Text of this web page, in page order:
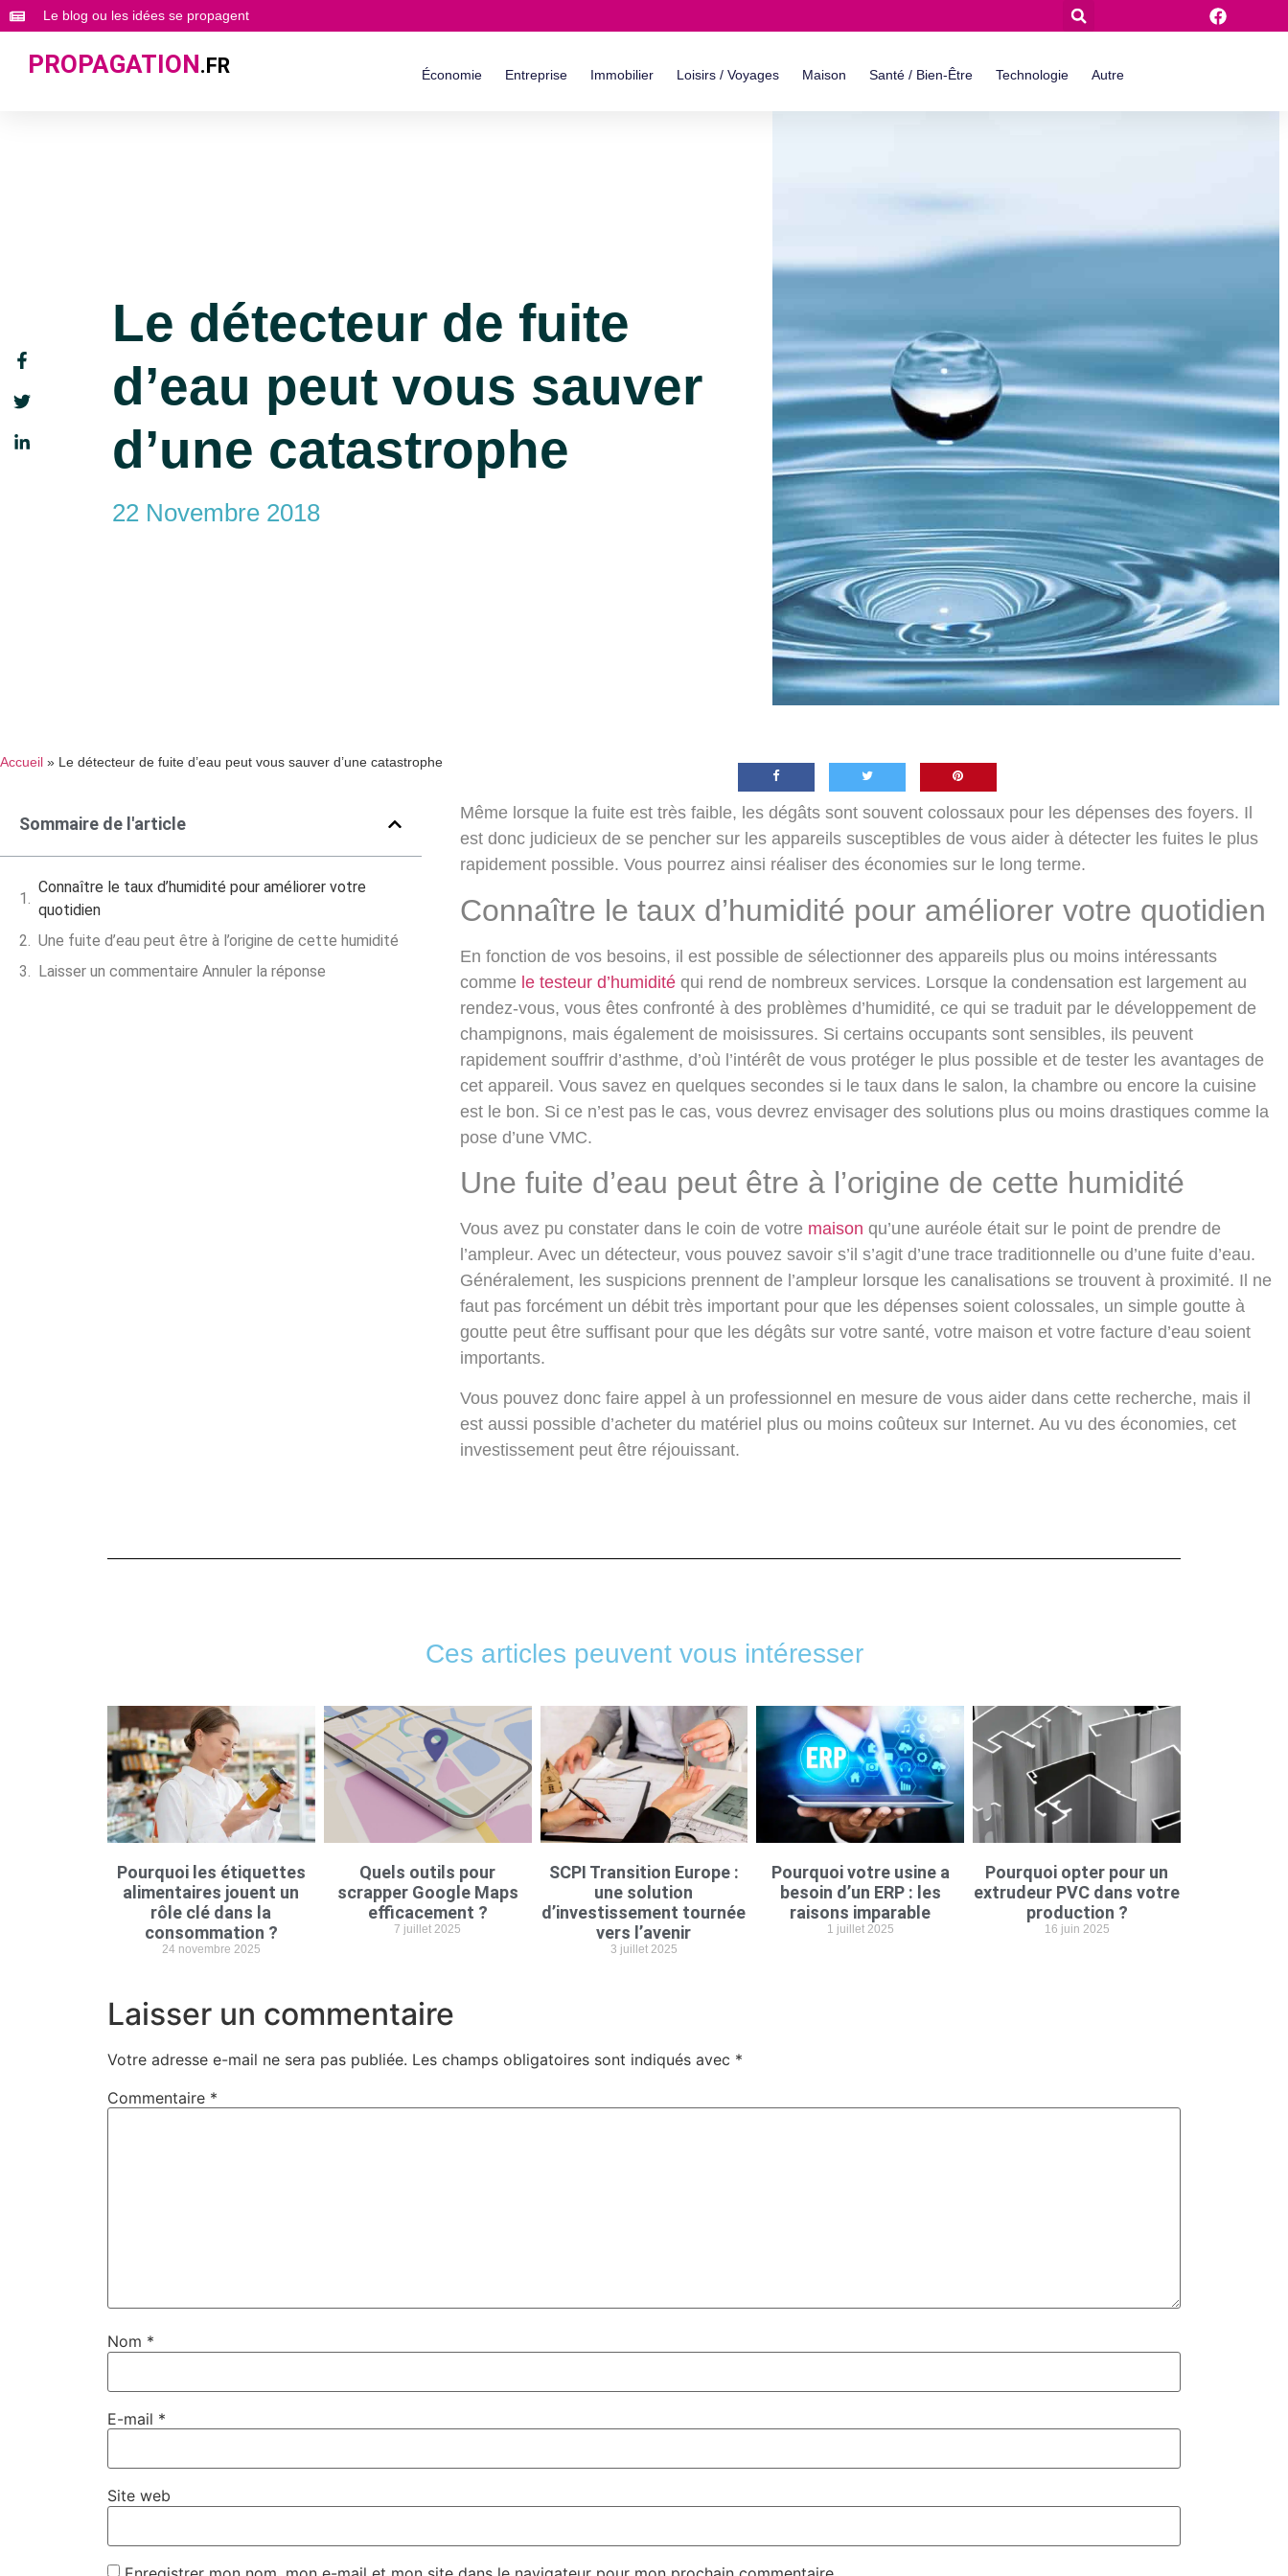
Le blog ou les idées se propagent
PROPAGATION.FR Économie Entreprise Immobilier Loisirs / Voyages Maison Santé / Bien-Être Technologie Autre
Le détecteur de fuite
d’eau peut vous sauver
d’une catastrophe
22 Novembre 2018
Accueil » Le détecteur de fuite d’eau peut vous sauver d’une catastrophe
Sommaire de l'article
Connaître le taux d’humidité pour améliorer votre
quotidien
Une fuite d’eau peut être à l’origine de cette humidité
Laisser un commentaire Annuler la réponse
Même lorsque la fuite est très faible, les dégâts sont souvent colossaux pour les dépenses des foyers. Il
est donc judicieux de se pencher sur les appareils susceptibles de vous aider à détecter les fuites le plus
rapidement possible. Vous pourrez ainsi réaliser des économies sur le long terme.
Connaître le taux d’humidité pour améliorer votre quotidien
En fonction de vos besoins, il est possible de sélectionner des appareils plus ou moins intéressants
comme le testeur d’humidité qui rend de nombreux services. Lorsque la condensation est largement au
rendez-vous, vous êtes confronté à des problèmes d’humidité, ce qui se traduit par le développement de
champignons, mais également de moisissures. Si certains occupants sont sensibles, ils peuvent
rapidement souffrir d’asthme, d’où l’intérêt de vous protéger le plus possible et de tester les avantages de
cet appareil. Vous savez en quelques secondes si le taux dans le salon, la chambre ou encore la cuisine
est le bon. Si ce n’est pas le cas, vous devrez envisager des solutions plus ou moins drastiques comme la
pose d’une VMC.
Une fuite d’eau peut être à l’origine de cette humidité
Vous avez pu constater dans le coin de votre maison qu’une auréole était sur le point de prendre de
l’ampleur. Avec un détecteur, vous pouvez savoir s’il s’agit d’une trace traditionnelle ou d’une fuite d’eau.
Généralement, les suspicions prennent de l’ampleur lorsque les canalisations se trouvent à proximité. Il ne
faut pas forcément un débit très important pour que les dépenses soient colossales, un simple goutte à
goutte peut être suffisant pour que les dégâts sur votre santé, votre maison et votre facture d’eau soient
importants.
Vous pouvez donc faire appel à un professionnel en mesure de vous aider dans cette recherche, mais il
est aussi possible d’acheter du matériel plus ou moins coûteux sur Internet. Au vu des économies, cet
investissement peut être réjouissant.
Ces articles peuvent vous intéresser
Pourquoi les étiquettes
alimentaires jouent un
rôle clé dans la
consommation ?
24 novembre 2025
Quels outils pour
scrapper Google Maps
efficacement ?
7 juillet 2025
SCPI Transition Europe :
une solution
d’investissement tournée
vers l’avenir
3 juillet 2025
Pourquoi votre usine a
besoin d’un ERP : les
raisons imparable
1 juillet 2025
Pourquoi opter pour un
extrudeur PVC dans votre
production ?
16 juin 2025
Laisser un commentaire
Votre adresse e-mail ne sera pas publiée. Les champs obligatoires sont indiqués avec *
Commentaire *
Nom *
E-mail *
Site web